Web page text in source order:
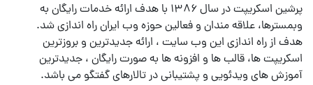
پرشین اسکریپت در سال ۱۳۸۶ با هدف ارائه خدمات رایگان به
وبمسترها، علاقه مندان و فعالین حوزه وب ایران راه اندازی شد.
هدف از راه اندازی این وب سایت ، ارائه جدیدترین و بروزترین
اسکریپت ها، قالب ها و افزونه ها به صورت رایگان ، جدیدترین
آموزش های ویدئویی و پشتیبانی در تالارهای گفتگو می باشد.